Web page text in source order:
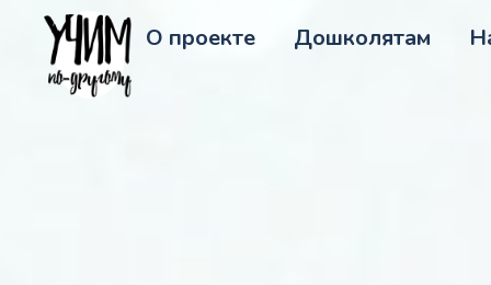
О проекте Дошколятам